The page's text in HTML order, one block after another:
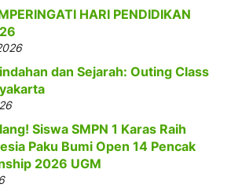
HARI PENDIDIKAN
dan Sejarah: Outing Class
Siswa SMPN 1 Karas Raih
Paku Bumi Open 14 Pencak
2026 UGM